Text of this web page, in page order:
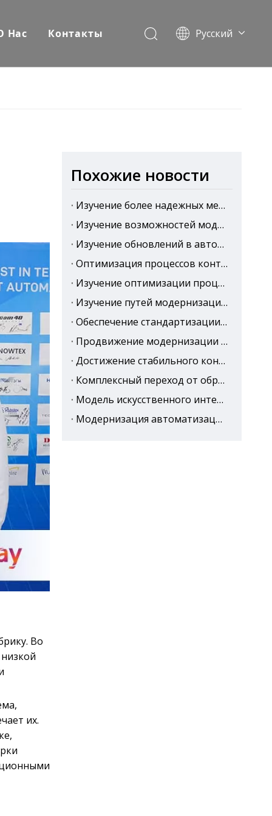
Hас Контакты Pусский
Español
Во
их.
Похожие новости
Изучение более надежных методов проверки тканей
Изучение возможностей модернизации автоматизации, адаптированных к компоновке производственных линий
Изучение обновлений в автоматизированной совместной работе
Оптимизация процессов контроля качества с помощью подхода, ориентированного на автоматизацию
Изучение оптимизации процессов упаковки: согласование пространства и рабочего процесса
Изучение путей модернизации автоматизации в рамках планов расширения
Обеспечение стандартизации в проверке тканей посредством интеллектуальной проверки
Продвижение модернизации от ткачества к этапам отделки
Достижение стабильного контроля качества
Комплексный переход от обработки материалов к контролю качества
Модель искусственного интеллекта с глубоким алгоритмом, визуализированным обнаружением всех дефектов
Модернизация автоматизации: изменение производства с помощью интеллекта